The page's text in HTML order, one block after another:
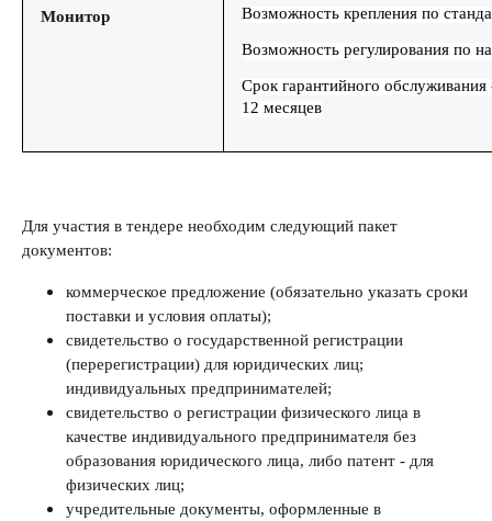
Монитор Возможность крепления по
Возможность регулирования по
Срок гарантийного обслуживания
12 месяцев
Для участия в тендере необходим следующий пакет
документов:
коммерческое предложение (обязательно указать сроки
поставки и условия оплаты);
свидетельство о государственной регистрации
(перерегистрации) для юридических лиц;
индивидуальных предпринимателей;
свидетельство о регистрации физического лица в
качестве индивидуального предпринимателя без
образования юридического лица, либо патент - для
физических лиц;
учредительные документы, оформленные в